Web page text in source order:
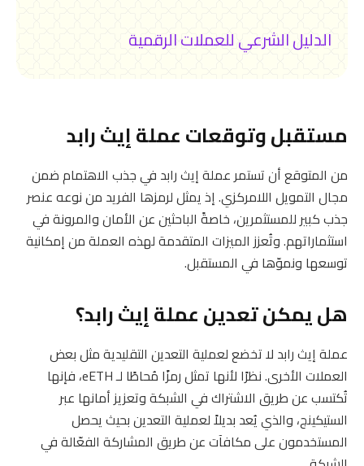
الدليل الشرعي للعملات الرقمية
مستقبل وتوقعات عملة إيث رابد
من المتوقع أن تستمر عملة إيث رابد في جذب الاهتمام ضمن
مجال التمويل اللامركزي. إذ يمثل لرمزها الفريد من نوعه عنصر
جذب كبير للمستثمرين، خاصةً الباحثين عن الأمان والمرونة في
استثماراتهم. وتُعزز الميزات المتقدمة لهذه العملة من إمكانية
توسعها ونموّها في المستقبل.
هل يمكن تعدين عملة إيث رابد؟
عملة إيث رابد لا تخضع لعملية التعدين التقليدية مثل بعض
العملات الأخرى. نظرًا لأنها تمثل رمزًا مُحاطًا لـ eETH، فإنها
تُكتسب عن طريق الاشتراك في الشبكة وتعزيز أمانها عبر
الستيكينج، والذي يُعد بديلاً لعملية التعدين بحيث يحصل
المستخدمون على مكافآت عن طريق المشاركة الفعّالة في